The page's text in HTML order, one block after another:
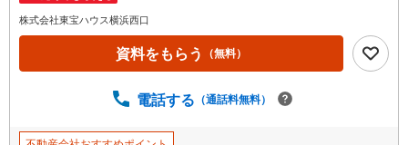
株式会社東宝ハウス横浜西口
資料をもらう （無料）
電話する （通話料無料）